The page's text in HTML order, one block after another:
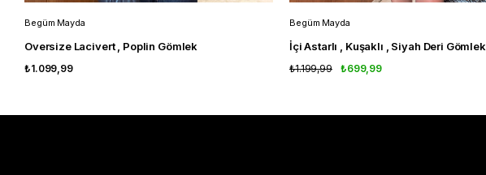
Begüm Mayda
Oversize Lacivert , Poplin Gömlek
₺1.099,99
Begüm Mayda
İçi Astarlı , Kuşaklı , Siyah Deri Gömlek
₺699,99
₺1.199,99